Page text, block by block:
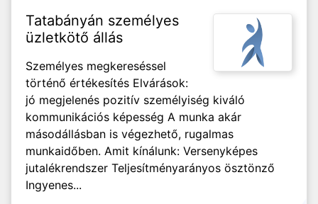
Tatabányán személyes
üzletkötő állás
Személyes megkereséssel
történő értékesítés Elvárások:
jó megjelenés pozitív személyiség kiváló
kommunikációs képesség A munka akár
másodállásban is végezhető, rugalmas
munkaidőben. Amit kínálunk: Versenyképes
jutalékrendszer Teljesítményarányos ösztönző
Ingyenes...